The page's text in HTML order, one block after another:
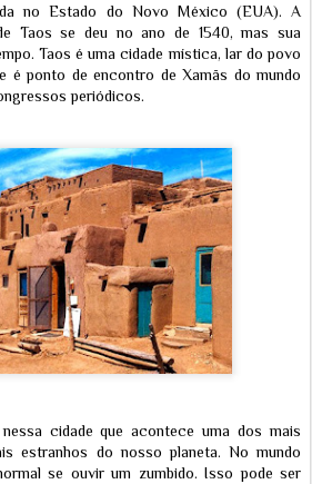
no Estado do Novo México (EUA). A
Taos se deu no ano de 1540, mas sua
Taos é uma cidade mística, lar do povo
é ponto de encontro de Xamãs do mundo
periódicos.
cidade que acontece uma dos mais
estranhos do nosso planeta. No mundo
se ouvir um zumbido. Isso pode ser